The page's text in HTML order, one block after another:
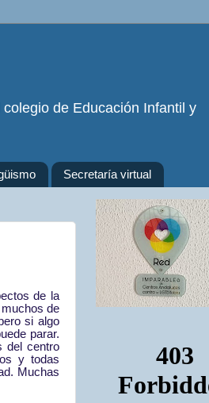
de Educación Infantil y
Secretaría virtual
de la
de
si algo
parar.
del centro
y todas
Muchas